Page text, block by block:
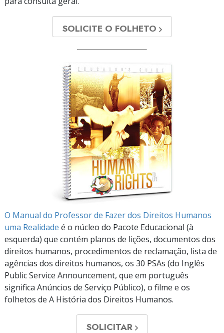
SOLICITE O FOLHETO
O Manual do Professor de Fazer dos Direitos Humanos
uma Realidade é o núcleo do Pacote Educacional (à
esquerda) que contém planos de lições, documentos dos
direitos humanos, procedimentos de reclamação, lista de
agências dos direitos humanos, os 30 PSAs (do Inglês
Public Service Announcement, que em português
significa Anúncios de Serviço Público), o filme e os
folhetos de A História dos Direitos Humanos.
SOLICITAR